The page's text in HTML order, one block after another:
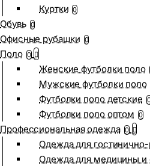
Куртки 0
Обувь 0
Офисные рубашки 0
Поло 0
Женские футболки поло
Мужские футболки поло
Футболки поло детские
Футболки поло оптом 0
Профессиональная одежда 0
Одежда для
Одежда для медицины и